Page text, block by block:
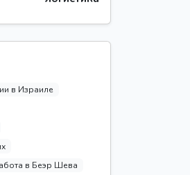
в Израиле
в Беэр Шева